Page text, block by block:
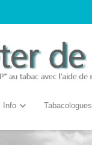
Info Tabacologues